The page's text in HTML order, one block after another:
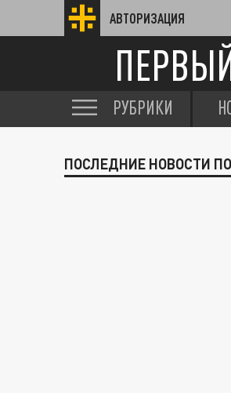
АВТОРИЗАЦИЯ
РУБРИКИ
ПОСЛЕДНИЕ НОВОСТИ